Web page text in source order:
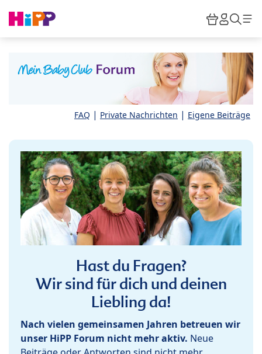
HiPP
FAQ | Private Nachrichten | Eigene Beiträge
Hast du Fragen?
Wir sind für dich und deinen
Liebling da!
Nach vielen gemeinsamen Jahren betreuen wir
unser HiPP Forum nicht mehr aktiv. Neue